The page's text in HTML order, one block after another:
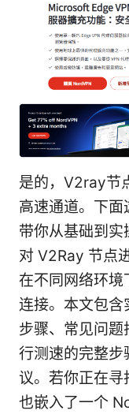
是的，V2ray节
高速通道。下面
带你从基础到
对 V2Ray 节点
在不同网络环境
连接。本文包含
步骤、常见问
行测速的完整步
议。若你正在寻
也嵌入了一个